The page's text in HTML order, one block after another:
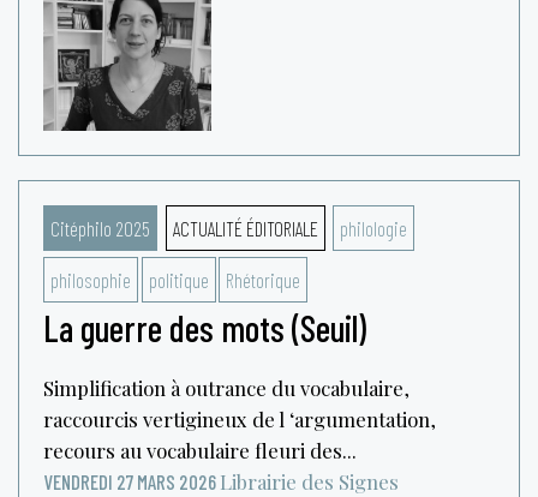
Citéphilo 2025 ACTUALITÉ ÉDITORIALE philologie
philosophie politique Rhétorique
La guerre des mots (Seuil)
Simplification à outrance du vocabulaire,
raccourcis vertigineux de l ‘argumentation,
recours au vocabulaire fleuri des...
VENDREDI 27 MARS 2026 Librairie des Signes